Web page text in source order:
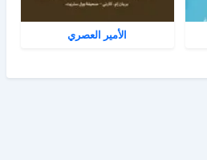
الأمير العصري